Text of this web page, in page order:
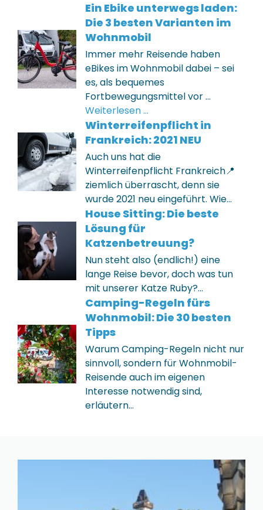
Ein Ebike unterwegs laden:
Die 3 besten Varianten im
Wohnmobil
Immer mehr Reisende haben
eBikes im Wohnmobil dabei – sei
es, als bequemes
Fortbewegungsmittel vor …
Weiterlesen …
Winterreifenpflicht in
Frankreich: 2021 NEU
Auch uns hat die
Winterreifenpflicht Frankreich📍
ziemlich überrascht, denn sie
wurde 2021 neu eingeführt. Wie…
House Sitting: Die beste
Lösung für
Katzenbetreuung?
Nun steht also (endlich!) eine
lange Reise bevor, doch was tun
mit unserer Katze Ruby?…
Camping-Regeln fürs
Wohnmobil: Die 30 besten
Tipps
Warum Camping-Regeln nicht nur
sinnvoll, sondern für Wohnmobil-
Reisende auch im eigenen
Interesse notwendig sind,
erläutern…